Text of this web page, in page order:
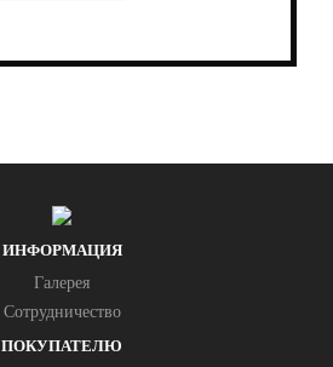
ИНФОРМАЦИЯ
Галерея
Сотрудничество
ПОКУПАТЕЛЮ